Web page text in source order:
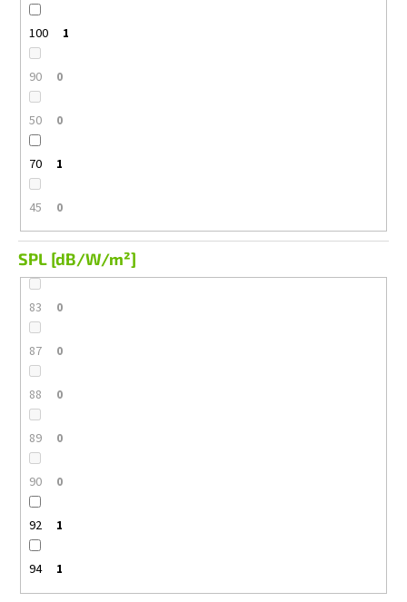
100 1
90 0
50 0
70 1
45 0
SPL [dB/W/m²]
83 0
87 0
88 0
89 0
90 0
92 1
94 1